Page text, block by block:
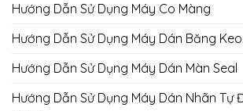
Hướng Dẫn Sử Dụng Máy Co Màng
Hướng Dẫn Sử Dụng Máy Dán Băng
Hướng Dẫn Sử Dụng Máy Dán Màn Seal
Hướng Dẫn Sử Dụng Máy Dán Nhãn Tự